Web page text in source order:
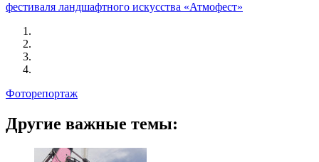
фестиваля ландшафтного искусства «Атмофест»
Фоторепортаж
Другие важные темы: